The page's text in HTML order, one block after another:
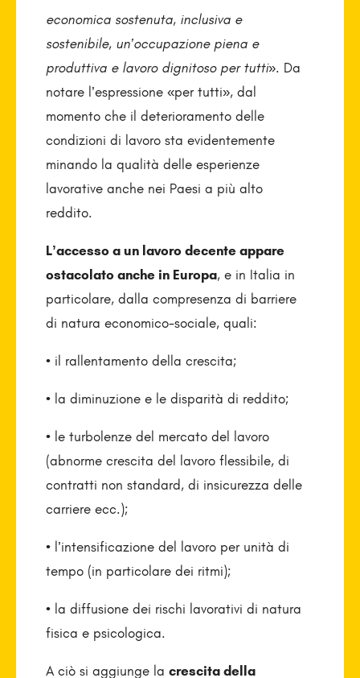
economica sostenuta, inclusiva e
sostenibile, un’occupazione piena e
produttiva e lavoro dignitoso per tutti». Da
notare l’espressione «per tutti», dal
momento che il deterioramento delle
condizioni di lavoro sta evidentemente
minando la qualità delle esperienze
lavorative anche nei Paesi a più alto
reddito.
L’accesso a un lavoro decente appare
ostacolato anche in Europa, e in Italia in
particolare, dalla compresenza di barriere
di natura economico-sociale, quali:
• il rallentamento della crescita;
• la diminuzione e le disparità di reddito;
• le turbolenze del mercato del lavoro
(abnorme crescita del lavoro flessibile, di
contratti non standard, di insicurezza delle
carriere ecc.);
• l’intensificazione del lavoro per unità di
tempo (in particolare dei ritmi);
• la diffusione dei rischi lavorativi di natura
fisica e psicologica.
A ciò si aggiunge la crescita della